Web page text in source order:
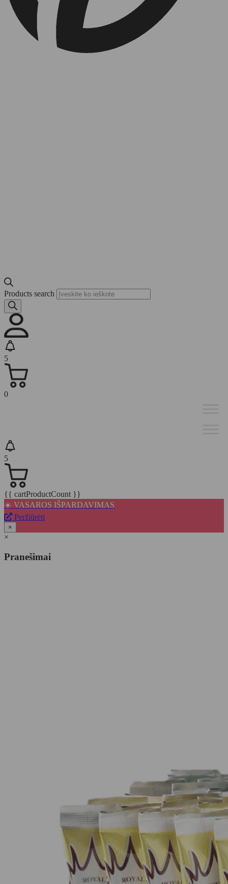
Products search
5
0
5
{{ cartProductCount }}
☀️ VASAROS IŠPARDAVIMAS
Peržiūrėti
×
×
Pranešimai